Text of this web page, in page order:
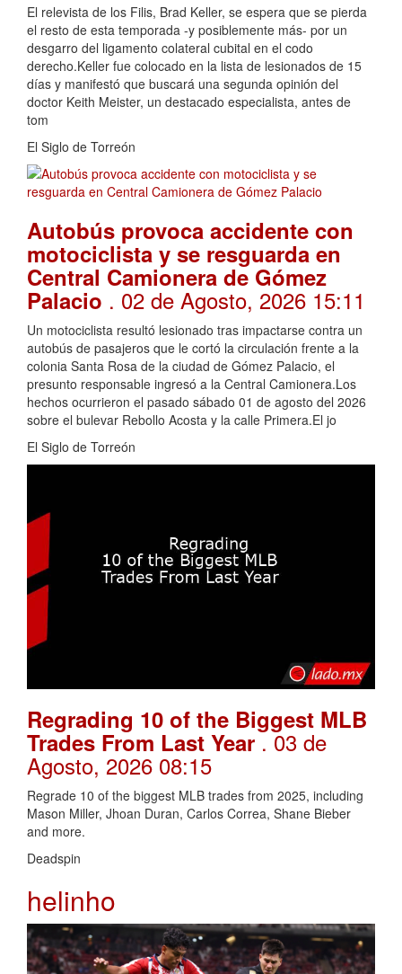
El relevista de los Filis, Brad Keller, se espera que se pierda
el resto de esta temporada -y posiblemente más- por un
desgarro del ligamento colateral cubital en el codo
derecho.Keller fue colocado en la lista de lesionados de 15
días y manifestó que buscará una segunda opinión del
doctor Keith Meister, un destacado especialista, antes de
tom
El Siglo de Torreón
Autobús provoca accidente con
motociclista y se resguarda en
Central Camionera de Gómez
Palacio . 02 de Agosto, 2026 15:11
Un motociclista resultó lesionado tras impactarse contra un
autobús de pasajeros que le cortó la circulación frente a la
colonia Santa Rosa de la ciudad de Gómez Palacio, el
presunto responsable ingresó a la Central Camionera.Los
hechos ocurrieron el pasado sábado 01 de agosto del 2026
sobre el bulevar Rebollo Acosta y la calle Primera.El jo
El Siglo de Torreón
Regrading 10 of the Biggest MLB
Trades From Last Year. 03 de
Agosto, 2026 08:15
Regrade 10 of the biggest MLB trades from 2025, including
Mason Miller, Jhoan Duran, Carlos Correa, Shane Bieber
and more.
Deadspin
helinho